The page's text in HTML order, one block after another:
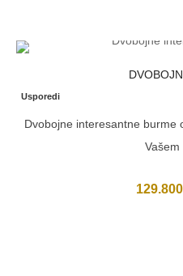
Usporedi
Dvobojne interesantne burme
Vašem